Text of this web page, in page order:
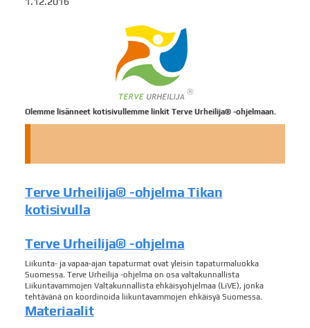
Olemme lisänneet kotisivullemme linkit Terve Urheilija® -ohjelmaan.
Terve Urheilija® -ohjelma Tikan
kotisivulla
Terve Urheilija® -ohjelma
Liikunta- ja vapaa-ajan tapaturmat ovat yleisin tapaturmaluokka
Suomessa. Terve Urheilija -ohjelma on osa valtakunnallista
Liikuntavammojen Valtakunnallista ehkäisyohjelmaa (LiVE), jonka
tehtävänä on koordinoida liikuntavammojen ehkäisyä Suomessa.
Materiaalit